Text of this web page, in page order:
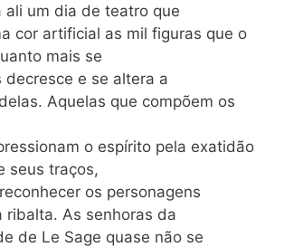
ali um dia de teatro que
cor artificial as mil figuras que o
mais se
decresce e se altera a
Aquelas que compõem os
o espírito pela exatidão
seus traços,
os personagens
ribalta. As senhoras da
de Le Sage quase não se